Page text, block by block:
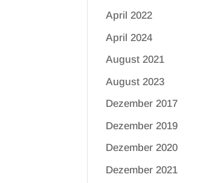
April 2022
April 2024
August 2021
August 2023
Dezember 2017
Dezember 2019
Dezember 2020
Dezember 2021